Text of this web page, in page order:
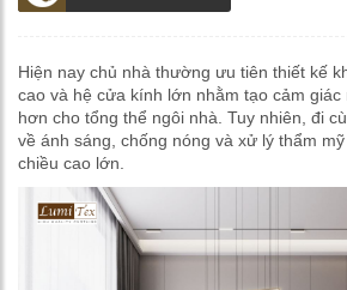
Hiện nay chủ nhà thường ưu tiên thiết kế
cao và hệ cửa kính lớn nhằm tạo cảm giác
hơn cho tổng thể ngôi nhà. Tuy nhiên, đi
về ánh sáng, chống nóng và xử lý thẩm
chiều cao lớn.